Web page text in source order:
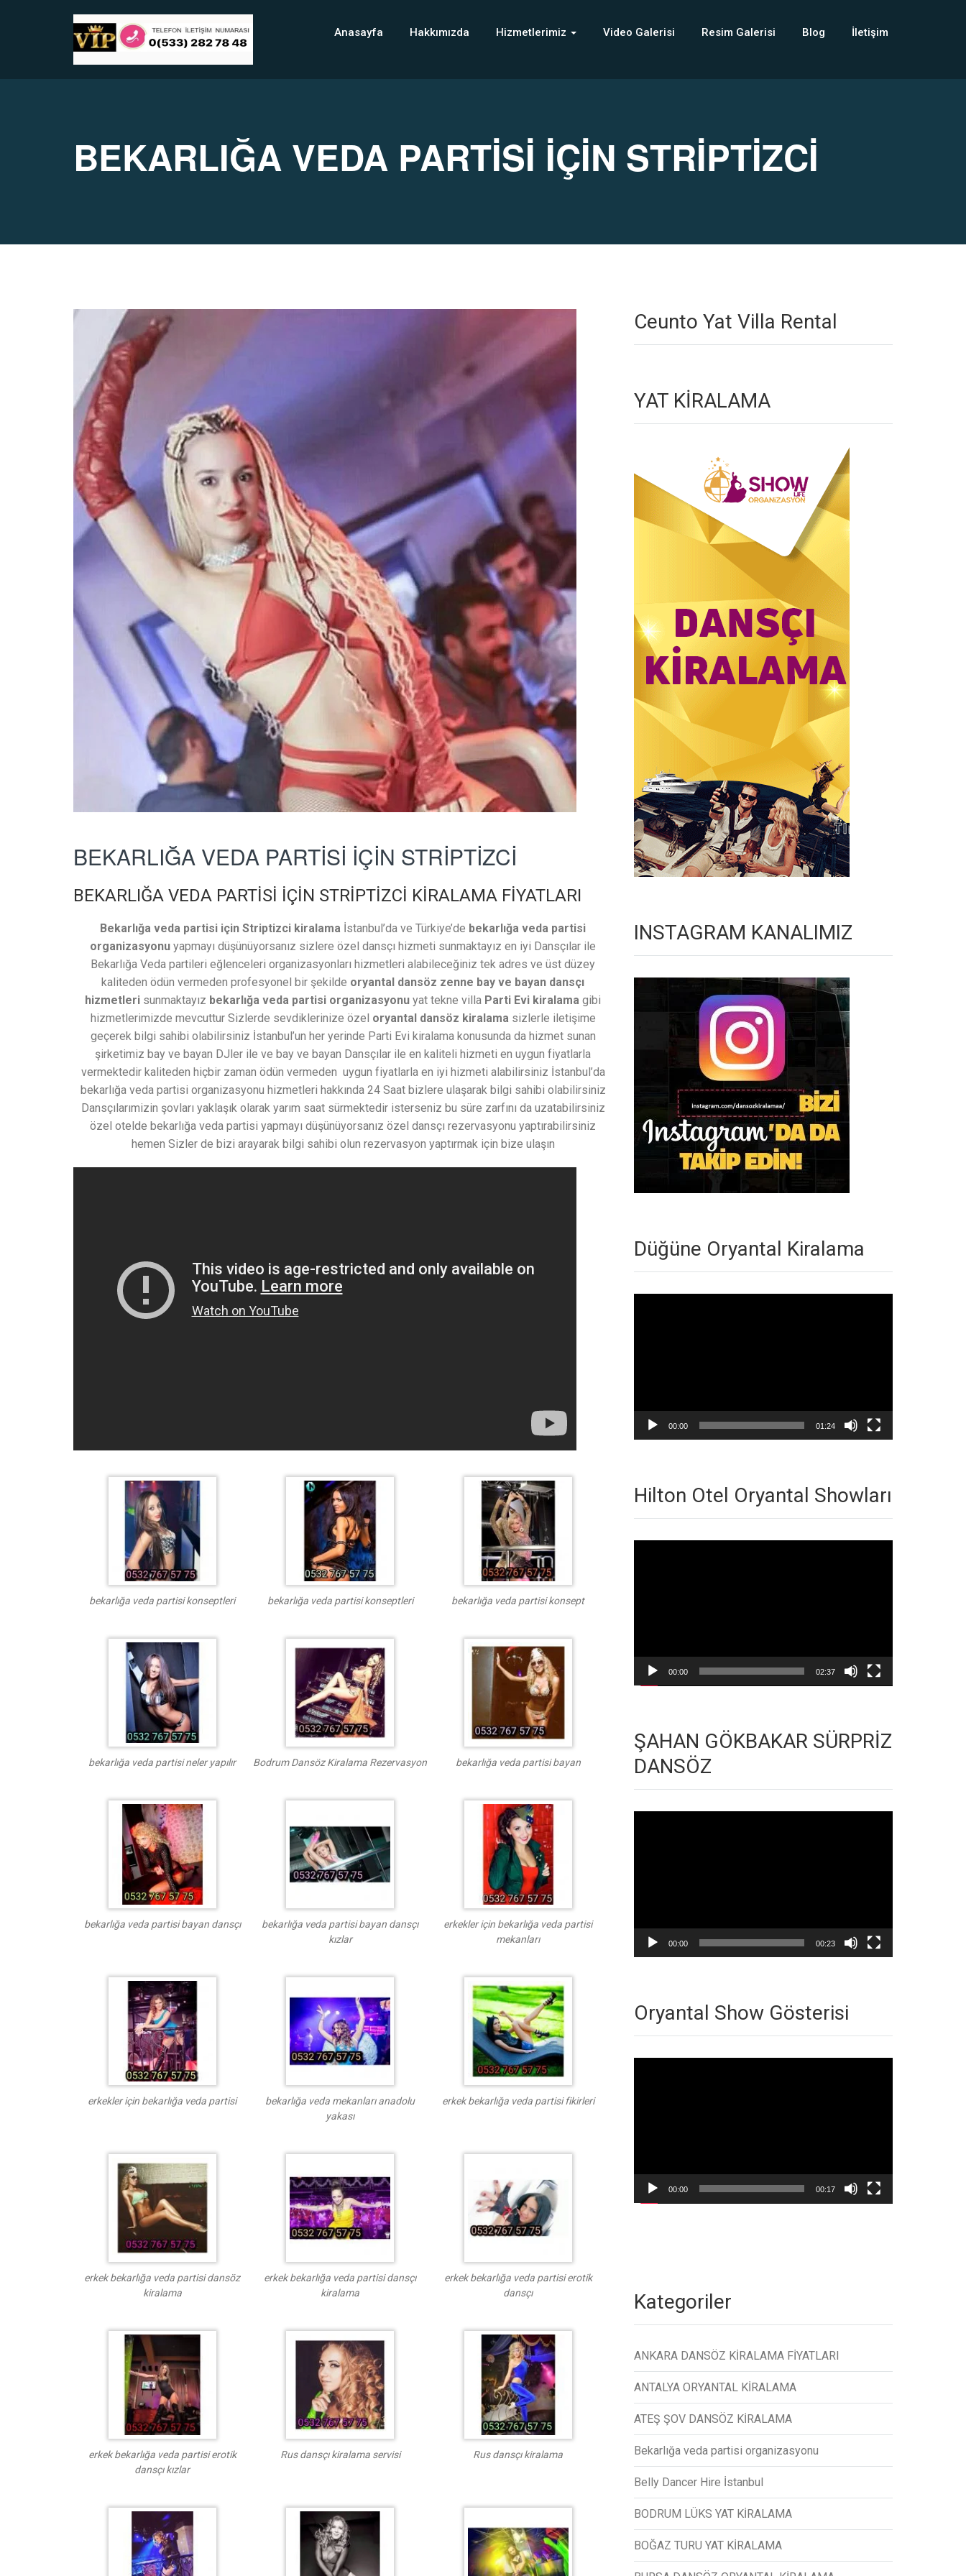
Anasayfa Hakkımızda Hizmetlerimiz Video Galerisi Resim Galerisi Blog İletişim
BEKARLIĞA VEDA PARTİSİ İÇİN STRİPTİZCİ
BEKARLIĞA VEDA PARTİSİ İÇİN STRİPTİZCİ
BEKARLIĞA VEDA PARTİSİ İÇİN STRİPTİZCİ KİRALAMA FİYATLARI
Bekarlığa veda partisi için Striptizci kiralama İstanbul’da ve Türkiye’de bekarlığa veda partisi
organizasyonu yapmayı düşünüyorsanız sizlere özel dansçı hizmeti sunmaktayız en iyi Dansçılar ile
Bekarlığa Veda partileri eğlenceleri organizasyonları hizmetleri alabileceğiniz tek adres ve üst düzey
kaliteden ödün vermeden profesyonel bir şekilde oryantal dansöz zenne bay ve bayan dansçı
hizmetleri sunmaktayız bekarlığa veda partisi organizasyonu yat tekne villa Parti Evi kiralama gibi
hizmetlerimizde mevcuttur Sizlerde sevdiklerinize özel oryantal dansöz kiralamasizlerle iletişime
geçerek bilgi sahibi olabilirsiniz İstanbul’un her yerinde Parti Evi kiralama konusunda da hizmet sunan
şirketimiz bay ve bayan DJler ile ve bay ve bayan Dansçılar ile en kaliteli hizmeti en uygun fiyatlarla
vermektedir kaliteden hiçbir zaman ödün vermeden uygun fiyatlarla en iyi hizmeti alabilirsiniz İstanbul’da
bekarlığa veda partisi organizasyonu hizmetleri hakkında 24 Saat bizlere ulaşarak bilgi sahibi olabilirsiniz
Dansçılarımizin şovları yaklaşık olarak yarım saat sürmektedir isterseniz bu süre zarfını da uzatabilirsiniz
özel otelde bekarlığa veda partisi yapmayı düşünüyorsanız özel dansçı rezervasyonu yaptırabilirsiniz
hemen Sizler de bizi arayarak bilgi sahibi olun rezervasyon yaptırmak için bize ulaşın
bekarlığa veda partisi konseptleri bekarlığa veda partisi konseptleri bekarlığa veda partisi konsept
bekarlığa veda partisi neler yapılır Bodrum Dansöz Kiralama Rezervasyon bekarlığa veda partisi bayan
bekarlığa veda partisi bayan dansçı
bekarlığa veda partisi bayan dansçı
kızlar
erkekler için bekarlığa veda partisi
mekanları
erkekler için bekarlığa veda partisi
bekarlığa veda mekanları anadolu
yakası
erkek bekarlığa veda partisi fikirleri
erkek bekarlığa veda partisi dansöz
kiralama
erkek bekarlığa veda partisi dansçı
kiralama
erkek bekarlığa veda partisi erotik
dansçı
erkek bekarlığa veda partisi erotik
dansçı kızlar
Rus dansçı kiralama servisi Rus dansçı kiralama
Ceunto Yat Villa Rental
YAT KİRALAMA
INSTAGRAM KANALIMIZ
Düğüne Oryantal Kiralama
00:00 01:24
Hilton Otel Oryantal Showları
00:00 02:37
ŞAHAN GÖKBAKAR SÜRPRİZ
DANSÖZ
00:00 00:23
Oryantal Show Gösterisi
00:00 00:17
Kategoriler
ANKARA DANSÖZ KİRALAMA FİYATLARI
ANTALYA ORYANTAL KİRALAMA
ATEŞ ŞOV DANSÖZ KİRALAMA
Bekarlığa veda partisi organizasyonu
Belly Dancer Hire İstanbul
BODRUM LÜKS YAT KİRALAMA
BOĞAZ TURU YAT KİRALAMA